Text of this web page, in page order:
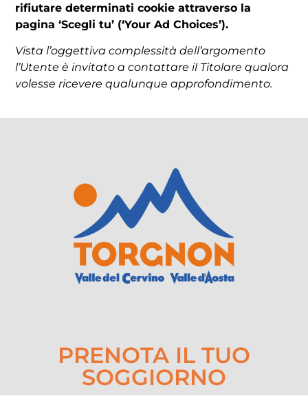
rifiutare determinati cookie attraverso la
pagina ‘Scegli tu’ (‘Your Ad Choices’).
Vista l’oggettiva complessità dell’argomento
l’Utente è invitato a contattare il Titolare qualora
volesse ricevere qualunque approfondimento.
PRENOTA IL TUO
SOGGIORNO